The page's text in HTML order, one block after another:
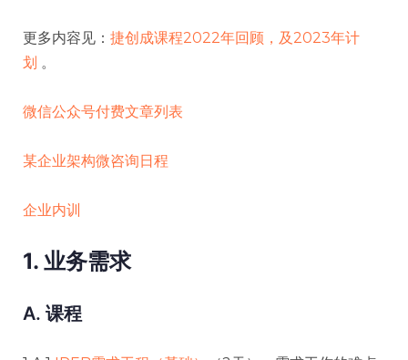
更多内容见： 捷创成课程2022年回顾，及2023年计
划 。
微信公众号付费文章列表
某企业架构微咨询日程
企业内训
1. 业务需求
A. 课程